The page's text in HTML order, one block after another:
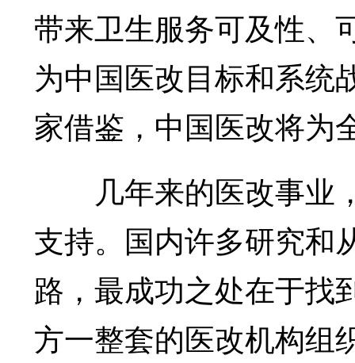
带来卫生服务可及性、
为中国医改目标和系统
家借鉴，中国医改将为
几年来的医改事业
支持。国内许多研究和
路，最成功之处在于找
方一整套的医改机构组